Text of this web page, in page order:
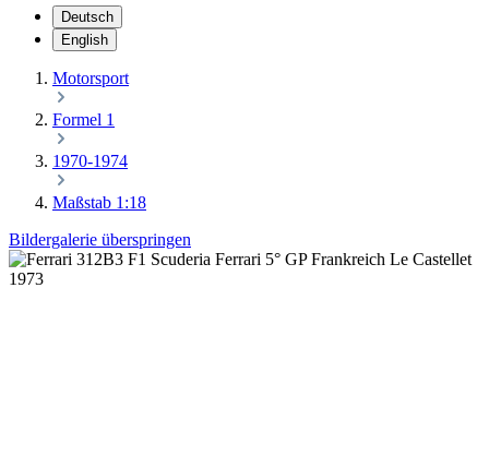
Deutsch
English
Motorsport
Formel 1
1970-1974
Maßstab 1:18
Bildergalerie überspringen